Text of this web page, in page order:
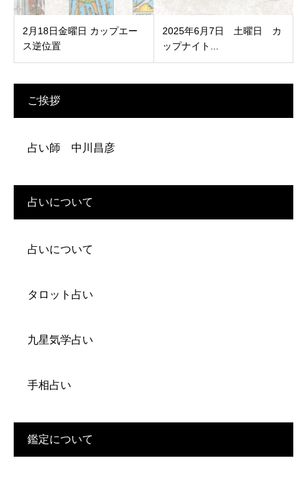
2月18日金曜日 カップエー
ス逆位置
2025年6月7日 土曜日 カ
ップナイト...
ご挨拶
占い師 中川昌彦
占いについて
占いについて
タロット占い
九星気学占い
手相占い
鑑定について